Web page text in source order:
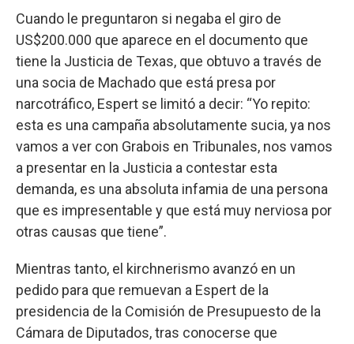
Cuando le preguntaron si negaba el giro de
US$200.000 que aparece en el documento que
tiene la Justicia de Texas, que obtuvo a través de
una socia de Machado que está presa por
narcotráfico, Espert se limitó a decir: “Yo repito:
esta es una campaña absolutamente sucia, ya nos
vamos a ver con Grabois en Tribunales, nos vamos
a presentar en la Justicia a contestar esta
demanda, es una absoluta infamia de una persona
que es impresentable y que está muy nerviosa por
otras causas que tiene”.
Mientras tanto, el kirchnerismo avanzó en un
pedido para que remuevan a Espert de la
presidencia de la Comisión de Presupuesto de la
Cámara de Diputados, tras conocerse que